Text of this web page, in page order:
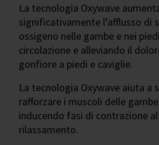
La tecnologia Oxywave
significativamente l’afflusso di
ossigeno nelle gambe e nei
circolazione e alleviando il
gonfiore a piedi e caviglie.
La tecnologia Oxywave aiuta a
rafforzare i muscoli delle
inducendo fasi di contrazione
rilassamento.